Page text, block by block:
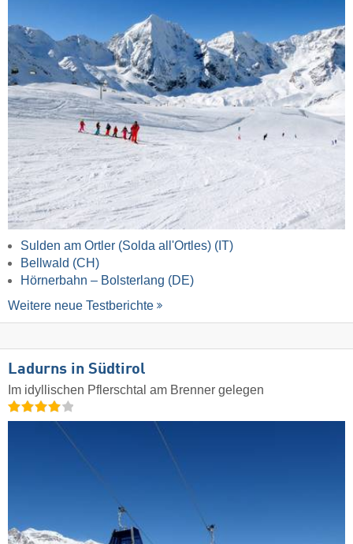
Sulden am Ortler (Solda all'Ortles) (IT)
Bellwald (CH)
Hörnerbahn – Bolsterlang (DE)
Weitere neue Testberichte
Ladurns in Südtirol
Im idyllischen Pflerschtal am Brenner gelegen